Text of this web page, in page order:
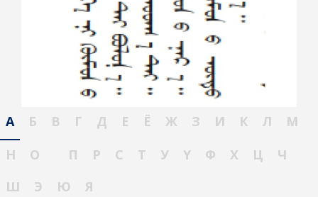
А Б В Г Д Е Ё Ж З И К Л
М
Н
О П Р С Т У Ү Ф Х Ц
Ч
Ш
Э Ю Я